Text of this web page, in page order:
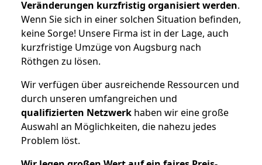
Veränderungen kurzfristig organisiert werden.
Wenn Sie sich in einer solchen Situation befinden,
keine Sorge! Unsere Firma ist in der Lage, auch
kurzfristige Umzüge von Augsburg nach
Röthgen zu lösen.
Wir verfügen über ausreichende Ressourcen und
durch unseren umfangreichen und
qualifizierten Netzwerk haben wir eine große
Auswahl an Möglichkeiten, die nahezu jedes
Problem löst.